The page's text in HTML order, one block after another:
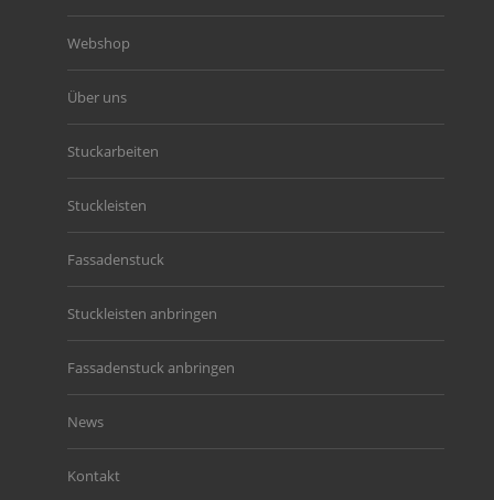
Webshop
Über uns
Stuckarbeiten
Stuckleisten
Fassadenstuck
Stuckleisten anbringen
Fassadenstuck anbringen
News
Kontakt